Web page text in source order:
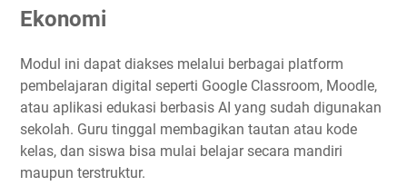
Ekonomi
Modul ini dapat diakses melalui berbagai platform
pembelajaran digital seperti Google Classroom, Moodle,
atau aplikasi edukasi berbasis AI yang sudah digunakan
sekolah. Guru tinggal membagikan tautan atau kode
kelas, dan siswa bisa mulai belajar secara mandiri
maupun terstruktur.